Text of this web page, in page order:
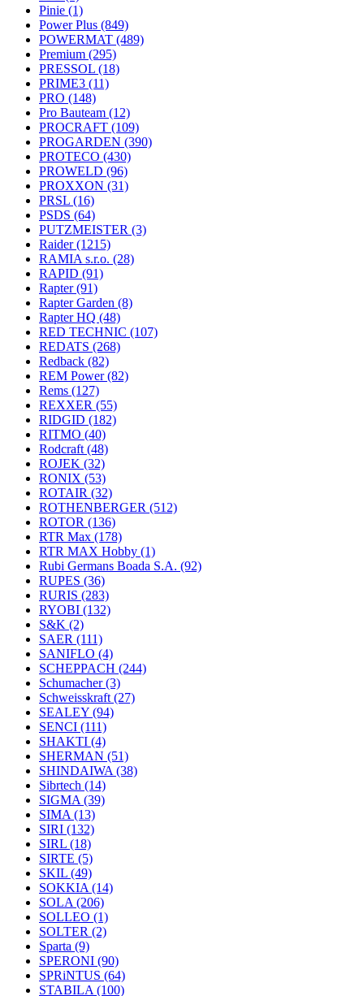
Pinie (1)
Power Plus (849)
POWERMAT (489)
Premium (295)
PRESSOL (18)
PRIME3 (11)
PRO (148)
Pro Bauteam (12)
PROCRAFT (109)
PROGARDEN (390)
PROTECO (430)
PROWELD (96)
PROXXON (31)
PRSL (16)
PSDS (64)
PUTZMEISTER (3)
Raider(1215)
RAMIA s.r.o. (28)
RAPID (91)
Rapter(91)
Rapter Garden (8)
Rapter HQ (48)
RED TECHNIC (107)
REDATS (268)
Redback (82)
REM Power(82)
Rems (127)
REXXER (55)
RIDGID (182)
RITMO (40)
Rodcraft (48)
ROJEK (32)
RONIX (53)
ROTAIR (32)
ROTHENBERGER (512)
ROTOR (136)
RTR Max (178)
RTR MAX Hobby (1)
Rubi Germans Boada S.A. (92)
RUPES (36)
RURIS (283)
RYOBI (132)
S&K (2)
SAER (111)
SANIFLO (4)
SCHEPPACH (244)
Schumacher(3)
Schweisskraft (27)
SEALEY (94)
SENCI (111)
SHAKTI (4)
SHERMAN (51)
SHINDAIWA (38)
Sibrtech (14)
SIGMA (39)
SIMA (13)
SIRI (132)
SIRL (18)
SIRTE (5)
SKIL (49)
SOKKIA (14)
SOLA (206)
SOLLEO (1)
SOLTER (2)
Sparta (9)
SPERONI (90)
SPRiNTUS (64)
STABILA (100)